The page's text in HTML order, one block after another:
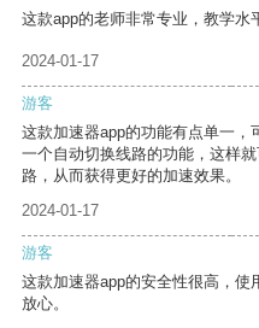
这款app的老师非常专业，教学水
2024-01-17
游客
这款加速器app的功能有点单一，
一个自动切换线路的功能，这样
路，从而获得更好的加速效果。
2024-01-17
游客
这款加速器app的安全性很高，使
放心。